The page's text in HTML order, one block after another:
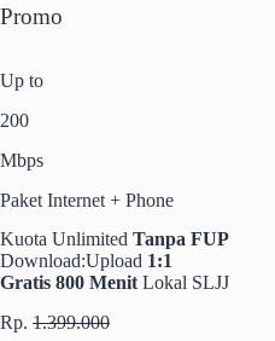
Promo
Up to
200
Mbps
Paket Internet + Phone
Kuota Unlimited Tanpa FUP
Download:Upload 1:1
Gratis 800 Menit Lokal SLJJ
Rp. 1.399.000